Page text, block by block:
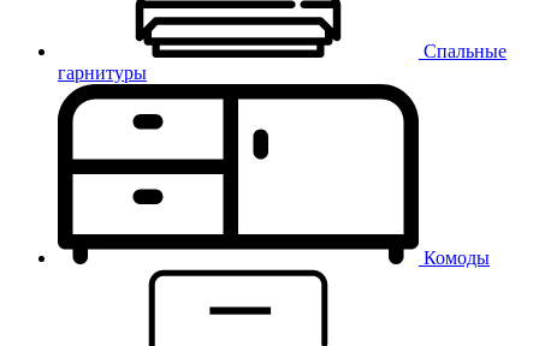
Спальные
гарнитуры
Комоды